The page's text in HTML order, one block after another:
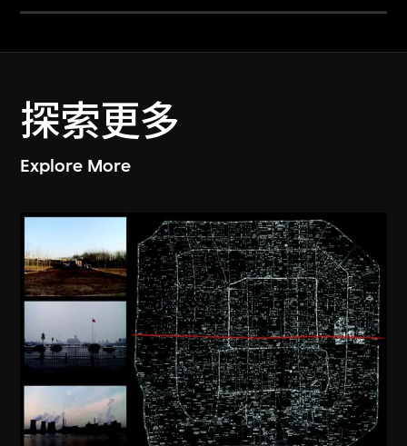
探索更多
Explore More